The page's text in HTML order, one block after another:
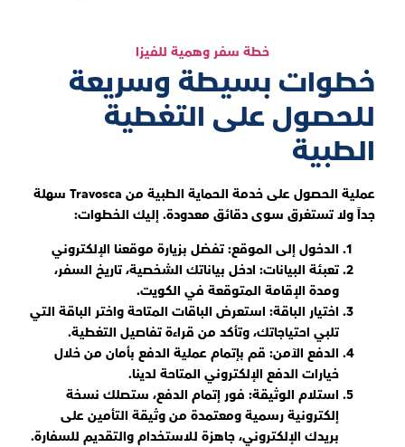
خطة سفر وهمية للفيزا
خطوات بسيطة وسريعة
للحصول على التغطية
الطبية
عملية الحصول على خدمة الحماية الطبية من Travosca سهلة
جداً ولا تستغرق سوى دقائق معدودة. إليك الخطوات:
الدخول إلى الموقع: تفضل بزيارة موقعنا الإلكتروني
تعبئة البيانات: ادخل بياناتك الشخصية، تاريخ السفر،
ومدة الإقامة المتوقعة في الكويت.
اختيار الباقة: استعرض الباقات المتاحة واختر الباقة التي
تلبي احتياجاتك، وتأكد من قراءة تفاصيل التغطية.
الدفع الآمن: قم بإتمام عملية الدفع بأمان من خلال
خيارات الدفع الإلكتروني المتاحة لدينا.
استلام الوثيقة: فور إتمام الدفع، ستصلك نسخة
إلكترونية رسمية ومعتمدة من وثيقة التأمين على
بريدك الإلكتروني، جاهزة للاستخدام والتقديم للسفارة.